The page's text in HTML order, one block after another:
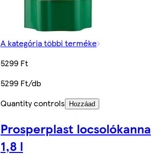
A kategória többi terméke
5299 Ft
5299 Ft/db
Quantity controls
Hozzáad
Prosperplast locsolókanna
1,8 l